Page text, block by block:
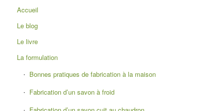
Accueil
Le blog
Le livre
La formulation
Bonnes pratiques de fabrication à la maison
Fabrication d’un savon à froid